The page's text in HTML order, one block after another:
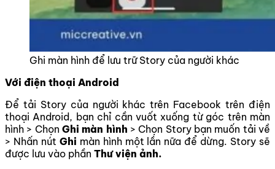
Ghi màn hình để lưu trữ Story của người khác
Với điện thoại Android
Để tải Story của người khác trên Facebook trên điện
thoại Android, bạn chỉ cần vuốt xuống từ góc trên màn
hình > Chọn Ghi màn hình > Chọn Story bạn muốn tải về
> Nhấn nút Ghi màn hình một lần nữa để dừng. Story sẽ
được lưu vào phần Thư viện ảnh.